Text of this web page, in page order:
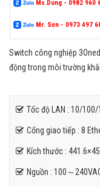
Ms.Dung - 0982 960
Mr. Sơn - 0973 497
Switch công nghiệp
động trong môi trường
Tốc độ LAN : 10/
Cổng giao tiếp : 8
Kích thước :
Nguồn : 100～